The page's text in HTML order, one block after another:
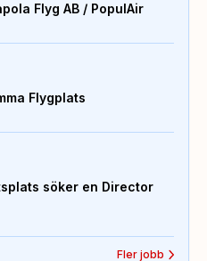
Flyg AB / PopulAir
Flygplats
söker en Director
Fler jobb